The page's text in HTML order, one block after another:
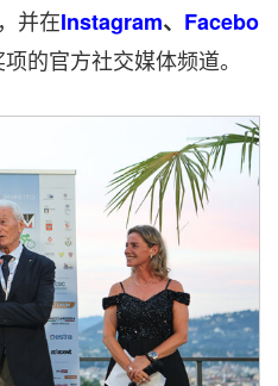
，并在Instagram、 Facebo
项的官方社交媒体频道。